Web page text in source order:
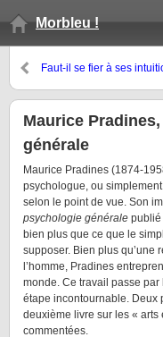
Morbleu !
Faut-il se fier à ses
Maurice
générale
Maurice Pradines (1874-
psychologue, ou
selon le point de vue. Son
psychologie générale publié
bien plus que ce que le
supposer. Bien plus qu’une
l’homme, Pradines
monde. Ce travail passe
étape incontournable. Deux
deuxième livre sur les « arts
commentées.